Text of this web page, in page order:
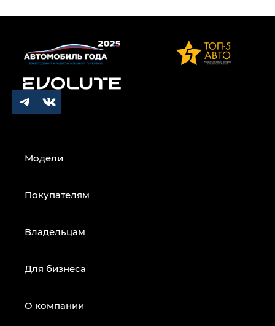
Модели
Покупателям
Владельцам
Для бизнеса
О компании